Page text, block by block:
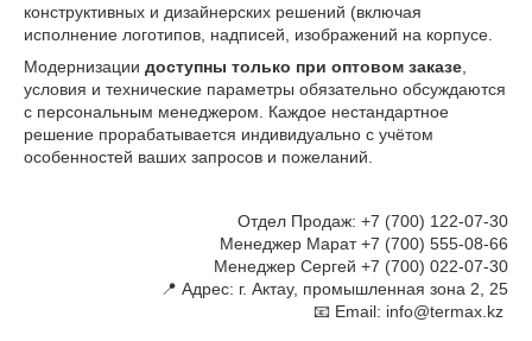
конструктивных и дизайнерских решений (включая
исполнение логотипов, надписей, изображений на корпусе.
Модернизации доступны только при оптовом заказе
условия и технические параметры обязательно обсуждаются
с персональным менеджером. Каждое нестандартное
решение прорабатывается индивидуально с учётом
особенностей ваших запросов и пожеланий.
Отдел Продаж: +7 (700) 122-07-30
Менеджер Марат +7 (700) 555-08-66
Менеджер Сергей +7 (700) 022-07-30
📍 Адрес: г. Актау, промышленная зона 2, 25
📧 Email: info@termax.kz